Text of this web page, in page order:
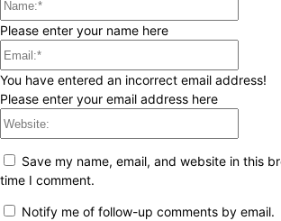
Please enter your name here
You have entered an incorrect email address!
Please enter your email address here
Save my name, email, and website in this
time I comment.
Notify me of follow-up comments by email.